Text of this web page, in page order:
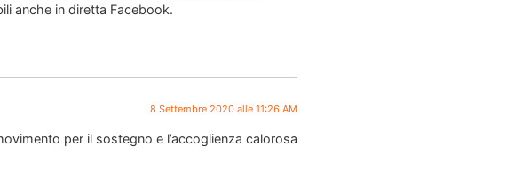
anche in diretta Facebook.
8 Settembre 2020 alle 11:26 AM
per il sostegno e l’accoglienza calorosa